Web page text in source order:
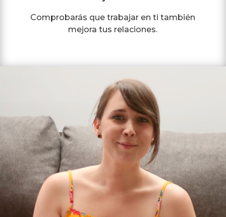
Comprobarás que trabajar en ti también
mejora tus relaciones.